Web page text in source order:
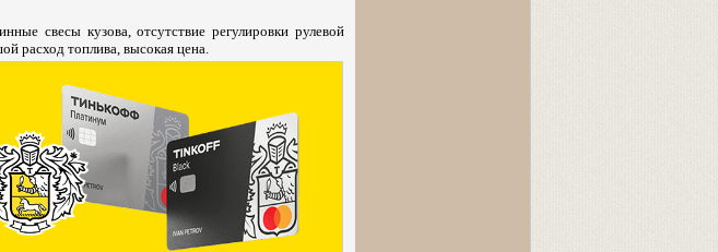
свесы кузова, отсутствие регулировки рулевой
расход топлива, высокая цена.